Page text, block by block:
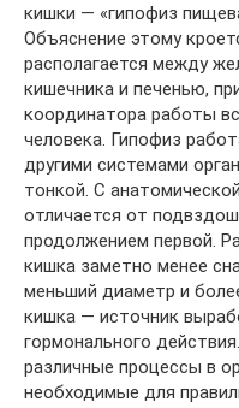
кишки — «гипофиз
Объяснение этому
располагается между
кишечника и печенью,
координатора работы
человека. Гипофиз
другими системами
тонкой. С
отличается от
продолжением первой.
кишка заметно менее
меньший диаметр и
кишка — источник
гормонального
различные процессы в
необходимые для